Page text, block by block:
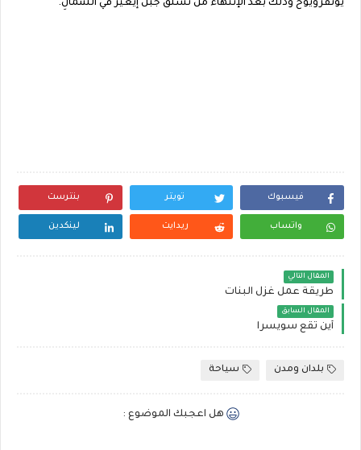
يونفرويوخ وذلك بعد الإنتهاء من تسلق جبل إيغير في الشمالِ.
فيسبوك تويتر بنترست
واتساب ريدايت لينكدين
المقال التالي
طريقة عمل غزل البنات
المقال السابق
أين تقع سويسرا
بلدان ومدن سياحة
هل اعجبك الموضوع :